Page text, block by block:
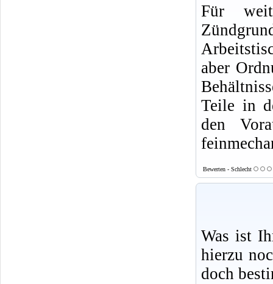
Für
aber
Teile in
den
Bewerten - Schlecht
Was ist
hierzu
doch